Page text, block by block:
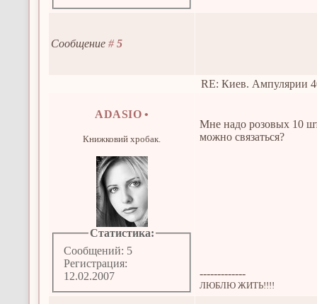
Сообщение#5
RE: Киев. Ампулярии
ADASIO •
Книжковий хробак.
Статистика:
Сообщений: 5
Регистрация:
12.02.2007
Мне надо розовых 10
можно связаться?
-------------
ЛЮБЛЮ ЖИТЬ!!!!